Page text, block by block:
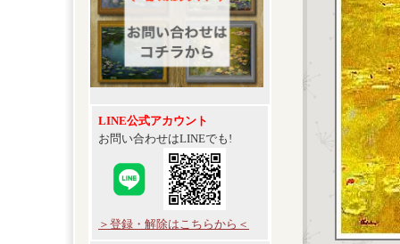
LINE公式アカウント
お問い合わせはLINEでも!
＞登録・解除はこちらから＜